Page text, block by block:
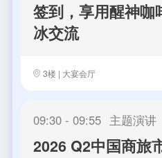
签到，享用醒神咖
冰交流
3楼 | 大宴会厅
09:30 - 09:55 主题演讲
2026 Q2中国商旅